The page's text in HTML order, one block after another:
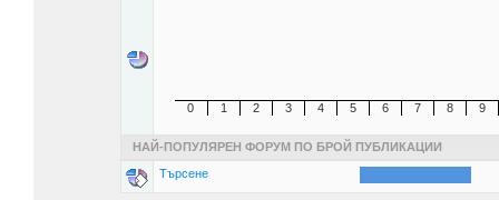
0 1 2 3 4 5 6 7 8 9
НАЙ-ПОПУЛЯРЕН ФОРУМ ПО БРОЙ ПУБЛИКАЦИИ
Търсене